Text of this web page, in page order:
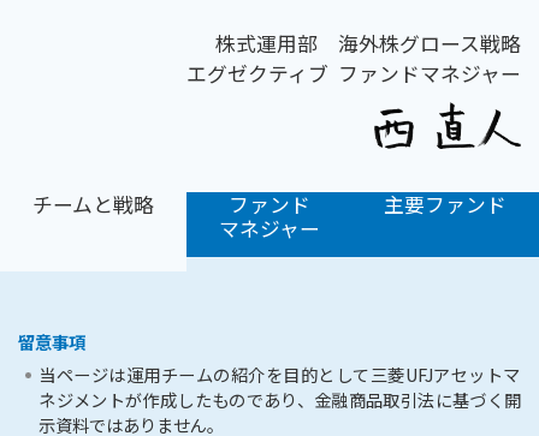
株式運用部 海外株グロース戦略
エグゼクティブ ファンドマネジャー
チームと戦略
ファンド
マネジャー
主要ファンド
留意事項
当ページは運用チームの紹介を目的として三菱UFJアセットマ
ネジメントが作成したものであり、金融商品取引法に基づく開
示資料ではありません。